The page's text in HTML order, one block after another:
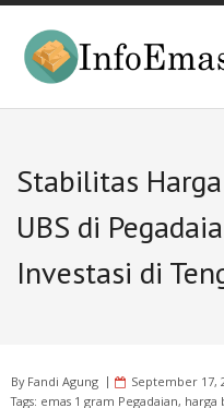
Skip
content
Stabilitas
UBS di
Investasi di
By Fandi Agung September 17,
Tags: emas 1 gram Pegadaian, harga